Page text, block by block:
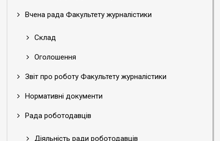
Вчена рада Факультету журналістики
Склад
Оголошення
Звіт про роботу Факультету журналістики
Нормативні документи
Рада роботодавців
Діяльність ради роботодавців